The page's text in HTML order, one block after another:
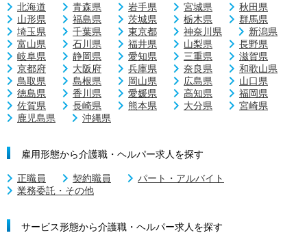
北海道 青森県 岩手県 宮城県
秋田県
山形県
福島県 茨城県 栃木県
群馬県
埼玉県
千葉県 東京都 神奈川県
新潟県
富山県
石川県 福井県 山梨県
長野県
岐阜県
静岡県 愛知県 三重県
滋賀県
京都府
大阪府 兵庫県 奈良県
和歌山県
鳥取県
島根県 岡山県 広島県
山口県
徳島県
香川県 愛媛県 高知県
福岡県
佐賀県
長崎県 熊本県 大分県
宮崎県
鹿児島県
沖縄県
雇用形態から介護職・ヘルパー求人を探す
正職員 契約職員
パート・アルバイト
業務委託・その他
サービス形態から介護職・ヘルパー求人を探す